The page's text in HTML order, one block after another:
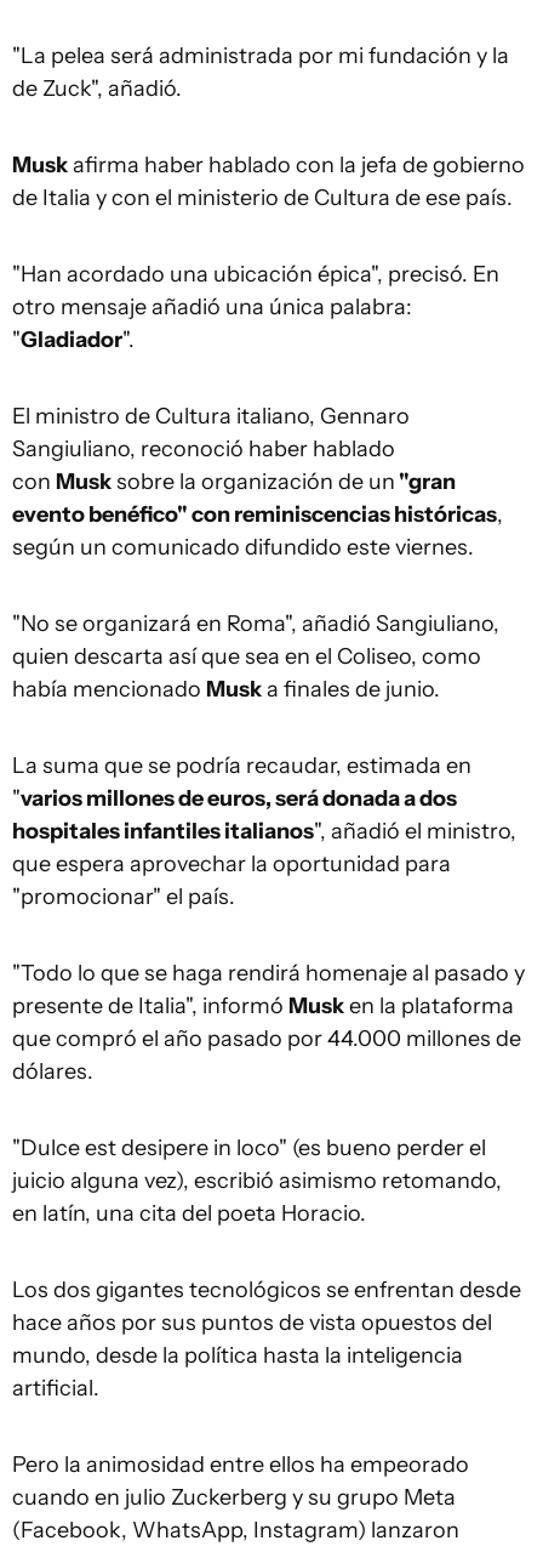
"La pelea será administrada por mi fundación y la
de Zuck", añadió.
Muskafirma haber hablado con la jefa de gobierno
de Italia y con el ministerio de Cultura de ese país.
"Han acordado una ubicación épica", precisó. En
otro mensaje añadió una única palabra:
"Gladiador".
El ministro de Cultura italiano, Gennaro
Sangiuliano, reconoció haber hablado
con Musksobre la organización de un "gran
evento benéfico" con reminiscencias históricas,
según un comunicado difundido este viernes.
"No se organizará en Roma", añadió Sangiuliano,
quien descarta así que sea en el Coliseo, como
había mencionado Muska finales de junio.
La suma que se podría recaudar, estimada en
"varios millones de euros, será donada a dos
hospitales infantiles italianos", añadió el ministro,
que espera aprovechar la oportunidad para
"promocionar" el país.
"Todo lo que se haga rendirá homenaje al pasado y
presente de Italia", informó Musken la plataforma
que compró el año pasado por 44.000 millones de
dólares.
"Dulce est desipere in loco" (es bueno perder el
juicio alguna vez), escribió asimismo retomando,
en latín, una cita del poeta Horacio.
Los dos gigantes tecnológicos se enfrentan desde
hace años por sus puntos de vista opuestos del
mundo, desde la política hasta la inteligencia
artificial.
Pero la animosidad entre ellos ha empeorado
cuando en julio Zuckerberg y su grupo Meta
(Facebook, WhatsApp, Instagram) lanzaron